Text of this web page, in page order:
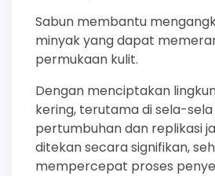
Sabun membantu
minyak yang dapat
permukaan kulit.
Dengan menciptakan
kering, terutama di sela-
pertumbuhan dan replikasi
ditekan secara signifikan,
mempercepat proses